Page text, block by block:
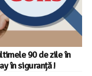
90 de zile în
în siguranță !